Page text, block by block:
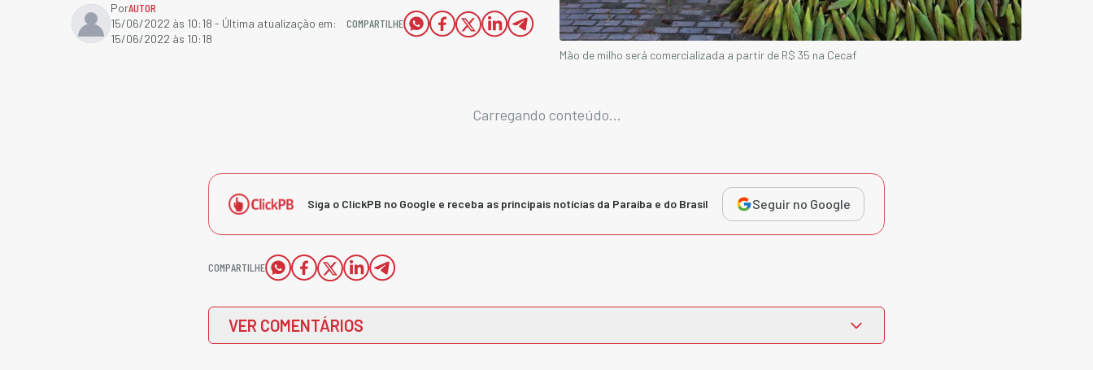
PorAUTOR
15/06/2022 às 10:18 - Última atualização em:
15/06/2022 às 10:18
COMPARTILHE
Mão de milho será comercializada a partir de R$ 35 na Cecaf
Carregando conteúdo...
Siga o ClickPB no Google e receba as principais notícias da Paraíba e do Brasil Seguir no Google
COMPARTILHE
VER COMENTÁRIOS